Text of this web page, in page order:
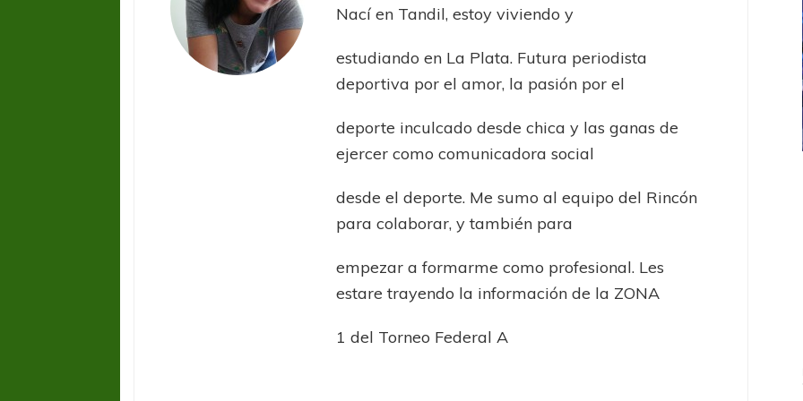
Nací en Tandil, estoy viviendo y
estudiando en La Plata. Futura periodista
deportiva por el amor, la pasión por el
deporte inculcado desde chica y las ganas de
ejercer como comunicadora social
desde el deporte. Me sumo al equipo del Rincón
para colaborar, y también para
empezar a formarme como profesional. Les
estare trayendo la información de la ZONA
1 del Torneo Federal A
Sur Defendido PSG celebró el bicampeonato